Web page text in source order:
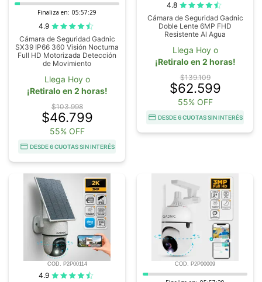
Finaliza en: 05:57:28
4.9
Cámara de Seguridad Gadnic
SX39 IP66 360 Visión Nocturna
Full HD Motorizada Detección
de Movimiento
Llega Hoy o
¡Retiralo en 2 horas!
$103.998
$46.799
55% OFF
DESDE 6 CUOTAS SIN INTERÉS
4.8
Cámara de Seguridad Gadnic
Doble Lente 6MP FHD
Resistente Al Agua
Llega Hoy o
¡Retiralo en 2 horas!
$139.109
$62.599
55% OFF
DESDE 6 CUOTAS SIN INTERÉS
COD. P2P00114
4.9
COD. P2P00009